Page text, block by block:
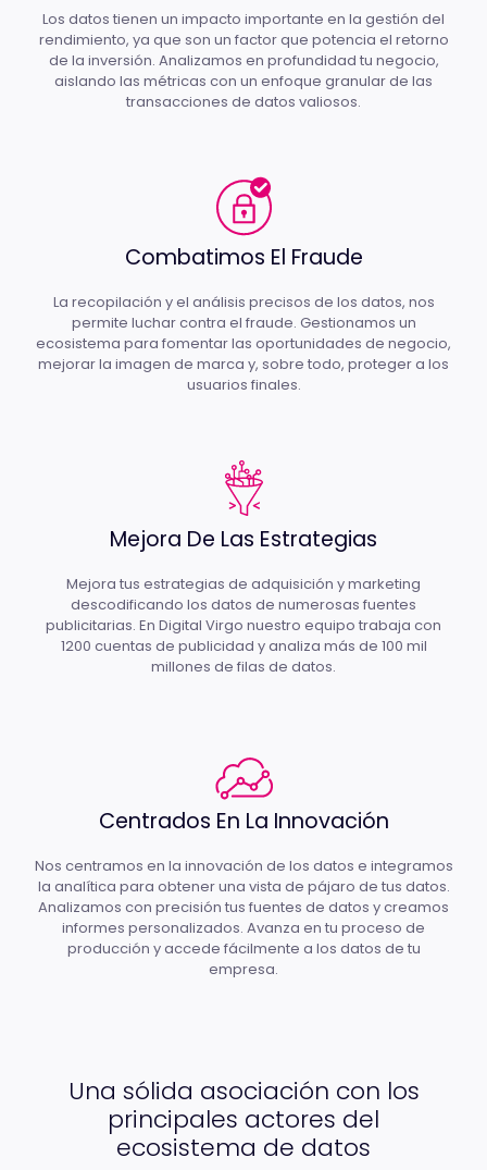
Los datos tienen un impacto importante en la gestión del
rendimiento, ya que son un factor que potencia el retorno
de la inversión. Analizamos en profundidad tu negocio,
aislando las métricas con un enfoque granular de las
transacciones de datos valiosos.
Combatimos El Fraude
La recopilación y el análisis precisos de los datos, nos
permite luchar contra el fraude. Gestionamos un
ecosistema para fomentar las oportunidades de negocio,
mejorar la imagen de marca y, sobre todo, proteger a los
usuarios finales.
Mejora De Las Estrategias
Mejora tus estrategias de adquisición y marketing
descodificando los datos de numerosas fuentes
publicitarias. En Digital Virgo nuestro equipo trabaja con
1200 cuentas de publicidad y analiza más de 100 mil
millones de filas de datos.
Centrados En La Innovación
Nos centramos en la innovación de los datos e integramos
la analítica para obtener una vista de pájaro de tus datos.
Analizamos con precisión tus fuentes de datos y creamos
informes personalizados. Avanza en tu proceso de
producción y accede fácilmente a los datos de tu
empresa.
Una sólida asociación con los
principales actores del
ecosistema de datos